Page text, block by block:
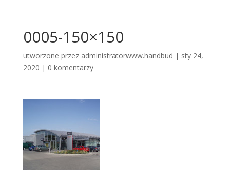
0005-150×150
utworzone przez administratorwww.handbud | sty 24,
2020 | 0 komentarzy